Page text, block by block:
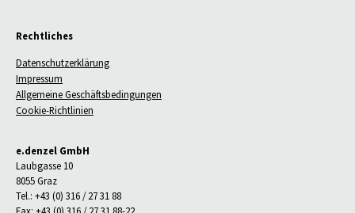
Rechtliches
Datenschutzerklärung
Impressum
Allgemeine Geschäftsbedingungen
Cookie-Richtlinien
e.denzel GmbH
Laubgasse 10
8055 Graz
Tel.: +43 (0) 316 / 27 31 88